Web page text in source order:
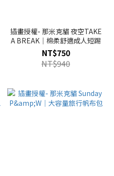
插畫授權- 那米克貓 夜空TAKE
A BREAK｜棉柔舒適成人短踢
NT$750
NT$940